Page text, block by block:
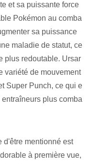
et sa puissante force
Pokémon au comba
sa puissance
maladie de statut, ce
plus redoutable. Ursar
variété de mouvement
Super Punch, ce qui e
plus comba
d'être mentionné est
à première vue,